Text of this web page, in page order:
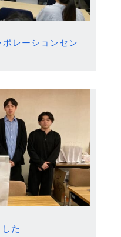
レーションセン
た